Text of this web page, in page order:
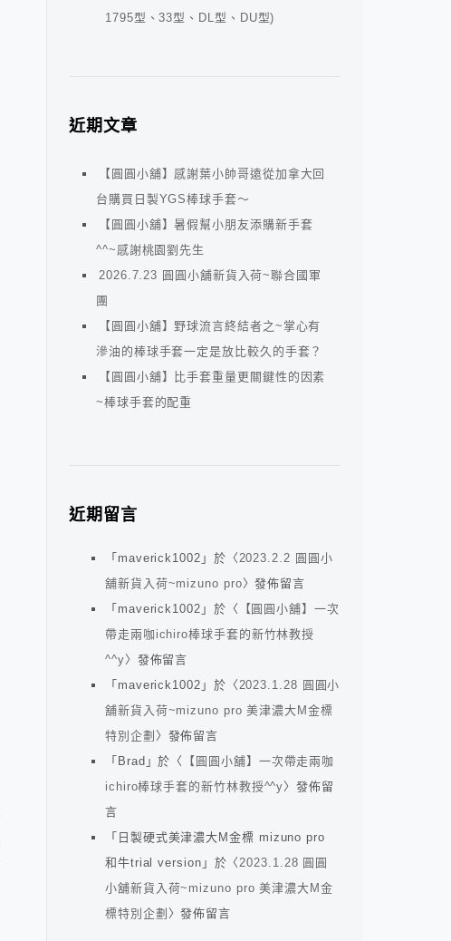
1795型、33型、DL型、DU型)
近期文章
【圓圓小舖】感謝葉小帥哥遠從加拿大回
台購買日製YGS棒球手套～
【圓圓小舖】暑假幫小朋友添購新手套
^^~感謝桃園劉先生
2026.7.23 圓圓小舖新貨入荷~聯合國軍
團
【圓圓小舖】野球流言終結者之~掌心有
滲油的棒球手套一定是放比較久的手套？
【圓圓小舖】比手套重量更關鍵性的因素
~棒球手套的配重
近期留言
「 maverick1002 」於〈2023.2.2 圓圓小
舖新貨入荷~mizuno pro〉發佈留言
「 maverick1002 」於〈
【圓圓小舖】一次
帶走兩咖ichiro棒球手套的新竹林教授
^^y〉發佈留言
「 maverick1002 」於〈2023.1.28 圓圓小
舖新貨入荷~mizuno pro 美津濃大M金標
特別企劃 〉發佈留言
「 Brad 」於〈
【圓圓小舖】一次帶走兩咖
ichiro棒球手套的新竹林教授^^y〉發佈留
言
「 日製硬式美津濃大M金標 mizuno pro
和牛trial version 」於〈2023.1.28 圓圓
小舖新貨入荷~mizuno pro 美津濃大M金
標特別企劃 〉發佈留言